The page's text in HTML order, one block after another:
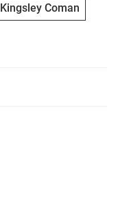
Kingsley Coman